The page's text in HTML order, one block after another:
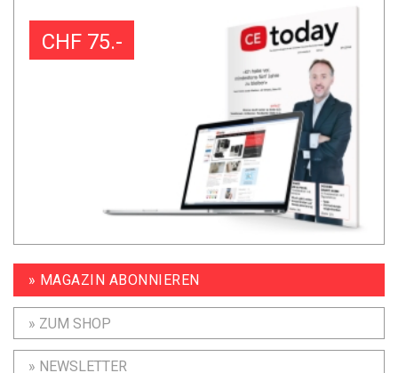
CHF 75.-
» MAGAZIN ABONNIEREN
» ZUM SHOP
» NEWSLETTER